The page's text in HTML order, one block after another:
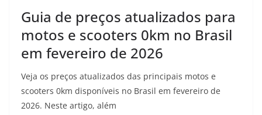
Guia de preços atualizados para
motos e scooters 0km no Brasil
em fevereiro de 2026
Veja os preços atualizados das principais motos e
scooters 0km disponíveis no Brasil em fevereiro de
2026. Neste artigo, além